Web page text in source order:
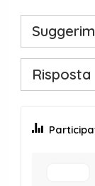
Risposta